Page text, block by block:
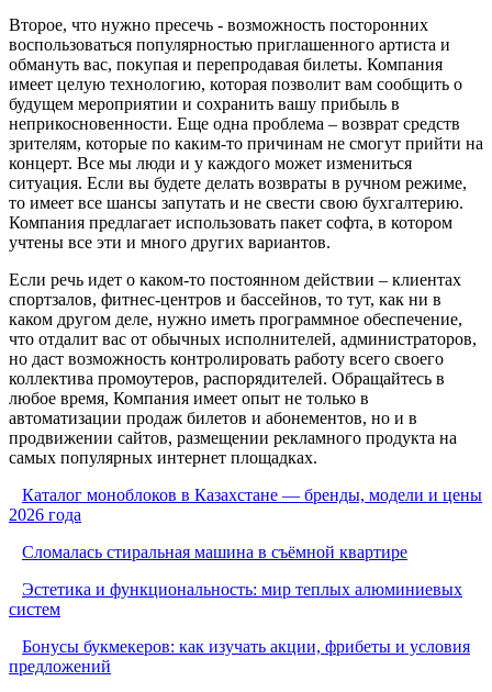
Второе, что нужно пресечь - возможность посторонних
воспользоваться популярностью приглашенного артиста и
обмануть вас, покупая и перепродавая билеты. Компания
имеет целую технологию, которая позволит вам сообщить о
будущем мероприятии и сохранить вашу прибыль в
неприкосновенности. Еще одна проблема – возврат средств
зрителям, которые по каким-то причинам не смогут прийти на
концерт. Все мы люди и у каждого может измениться
ситуация. Если вы будете делать возвраты в ручном режиме,
то имеет все шансы запутать и не свести свою бухгалтерию.
Компания предлагает использовать пакет софта, в котором
учтены все эти и много других вариантов.
Если речь идет о каком-то постоянном действии – клиентах
спортзалов, фитнес-центров и бассейнов, то тут, как ни в
каком другом деле, нужно иметь программное обеспечение,
что отдалит вас от обычных исполнителей, администраторов,
но даст возможность контролировать работу всего своего
коллектива промоутеров, распорядителей. Обращайтесь в
любое время, Компания имеет опыт не только в
автоматизации продаж билетов и абонементов, но и в
продвижении сайтов, размещении рекламного продукта на
самых популярных интернет площадках.
Каталог моноблоков в Казахстане — бренды, модели и цены
2026 года
Сломалась стиральная машина в съёмной квартире
Эстетика и функциональность: мир теплых алюминиевых
систем
Бонусы букмекеров: как изучать акции, фрибеты и условия
предложений